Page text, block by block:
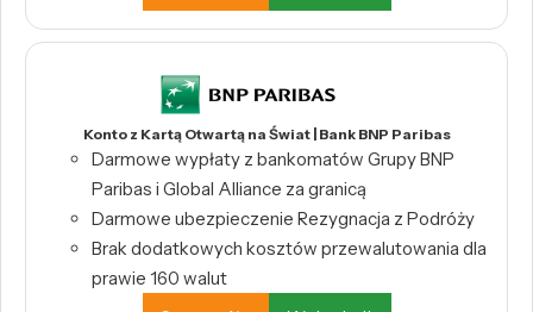
Konto z Kartą Otwartą na Świat | Bank BNP Paribas
Darmowe wypłaty z bankomatów Grupy BNP
Paribas i Global Alliance za granicą
Darmowe ubezpieczenie Rezygnacja z Podróży
Brak dodatkowych kosztów przewalutowania dla
prawie 160 walut